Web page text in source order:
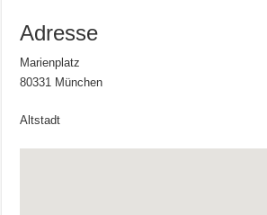
Adresse
Marienplatz
80331 München
Altstadt